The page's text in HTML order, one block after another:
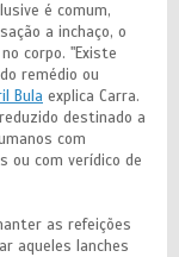
é comum,
a inchaço, o
corpo. "Existe
remédio ou
Bula explica Carra.
destinado a
com
ou com verídico de
as refeições
aqueles lanches